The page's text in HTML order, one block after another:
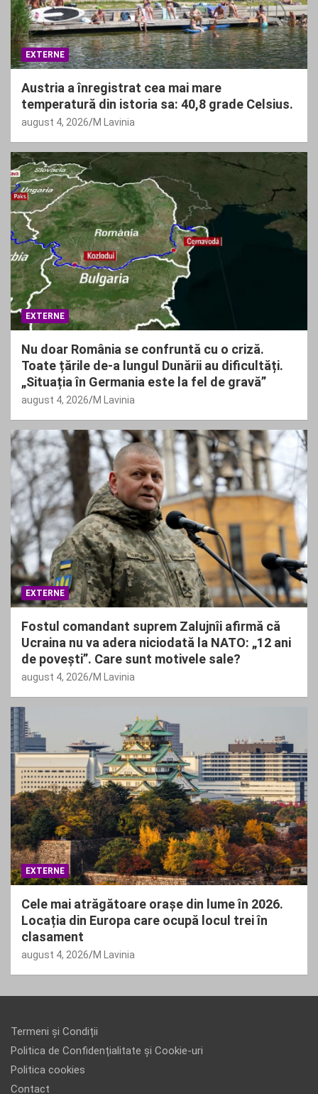
EXTERNE
Austria a înregistrat cea mai mare
temperatură din istoria sa: 40,8 grade Celsius.
august 4, 2026 M Lavinia
EXTERNE
Nu doar România se confruntă cu o criză.
Toate țările de-a lungul Dunării au dificultăți.
„Situația în Germania este la fel de gravă”
august 4, 2026 M Lavinia
EXTERNE
Fostul comandant suprem Zalujnîi afirmă că
Ucraina nu va adera niciodată la NATO: „12 ani
de povești”. Care sunt motivele sale?
august 4, 2026 M Lavinia
EXTERNE
Cele mai atrăgătoare orașe din lume în 2026.
Locația din Europa care ocupă locul trei în
clasament
august 4, 2026 M Lavinia
Termeni și Condiții
Politica de Confidențialitate și Cookie-uri
Politica cookies
Contact